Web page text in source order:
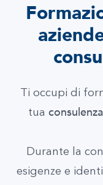
Ti occupi di
tua
Durante la
esigenze e